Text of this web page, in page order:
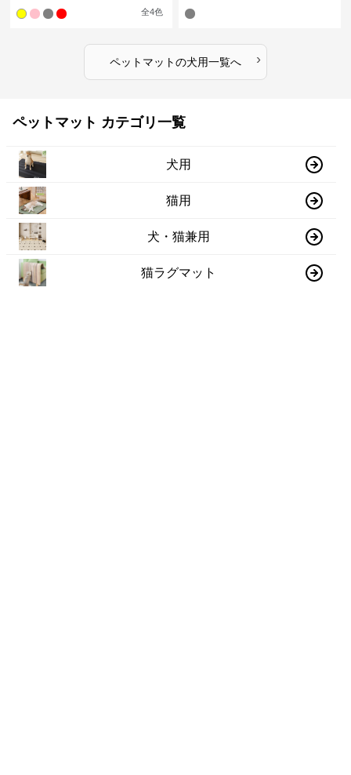
全4色
ペットマットの犬用一覧へ ›
ペットマット カテゴリ一覧
犬用
猫用
犬・猫兼用
猫ラグマット